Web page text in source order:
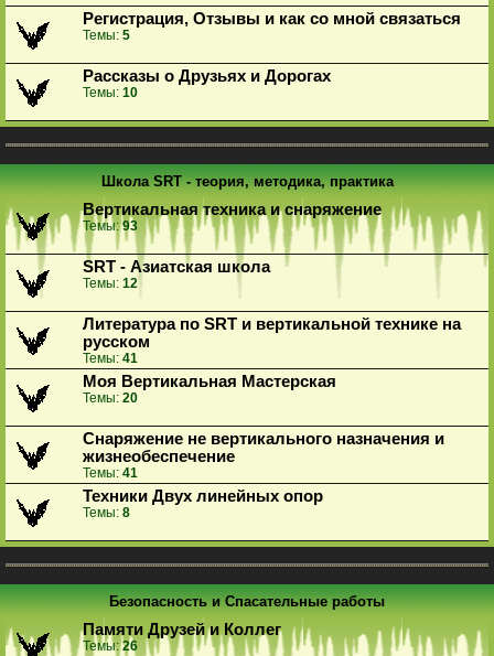
Регистрация, Отзывы и как со мной связаться
Темы: 5
Рассказы о Друзьях и Дорогах
Темы: 10
Школа SRT - теория, методика, практика
Вертикальная техника и снаряжение
Темы:93
SRT - Азиатская школа
Темы: 12
Литература по SRT и вертикальной технике на
русском
Темы: 41
Моя Вертикальная Мастерская
Темы: 20
Снаряжение не вертикального назначения и
жизнеобеспечение
Темы: 41
Техники Двух линейных опор
Темы: 8
Безопасность и Спасательные работы
Памяти Друзей и Коллег
Темы:26